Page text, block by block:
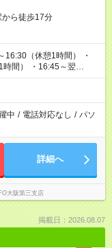
から徒歩17分
16:30（休憩1時間） ・
間） ・16:45～翌
19:00～23:00
中 / 電話対応なし / パソ
詳細へ
大阪第三支店
掲載日：2026.08.07